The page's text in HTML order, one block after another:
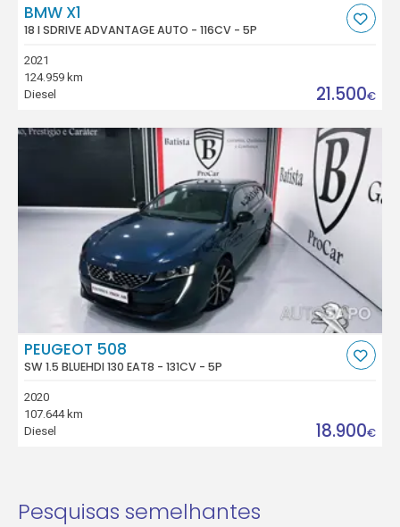
BMW X1
18 I SDRIVE ADVANTAGE AUTO - 116CV - 5P
2021
124.959 km
Diesel
21.500€
PEUGEOT 508
SW 1.5 BLUEHDI 130 EAT8 - 131CV - 5P
2020
107.644 km
Diesel
18.900€
Pesquisas semelhantes